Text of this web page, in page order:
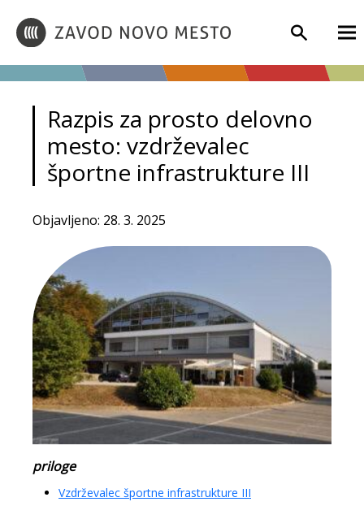
Razpis za prosto delovno
mesto: vzdrževalec
športne infrastrukture III
Objavljeno: 28. 3. 2025
priloge
Vzdrževalec športne infrastrukture III